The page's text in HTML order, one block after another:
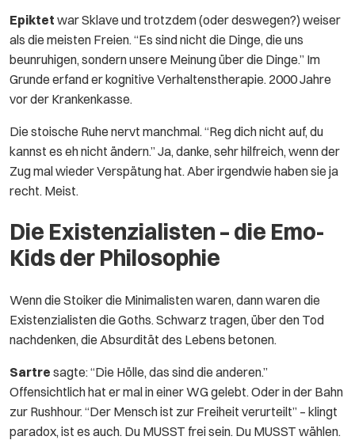
Epiktet war Sklave und trotzdem (oder deswegen?) weiser
als die meisten Freien. “Es sind nicht die Dinge, die uns
beunruhigen, sondern unsere Meinung über die Dinge.” Im
Grunde erfand er kognitive Verhaltenstherapie. 2000 Jahre
vor der Krankenkasse.
Die stoische Ruhe nervt manchmal. “Reg dich nicht auf, du
kannst es eh nicht ändern.” Ja, danke, sehr hilfreich, wenn der
Zug mal wieder Verspätung hat. Aber irgendwie haben sie ja
recht. Meist.
Die Existenzialisten – die Emo-
Kids der Philosophie
Wenn die Stoiker die Minimalisten waren, dann waren die
Existenzialisten die Goths. Schwarz tragen, über den Tod
nachdenken, die Absurdität des Lebens betonen.
Sartre sagte: “Die Hölle, das sind die anderen.”
Offensichtlich hat er mal in einer WG gelebt. Oder in der Bahn
zur Rushhour. “Der Mensch ist zur Freiheit verurteilt” – klingt
paradox, ist es auch. Du MUSST frei sein. Du MUSST wählen.